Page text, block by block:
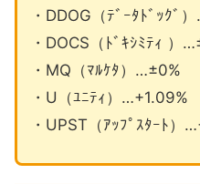
・DDOG（ﾃﾞｰﾀﾄﾞｯｸﾞ
・DOCS（ﾄﾞｷｼﾐﾃｨ ）
・MQ（ﾏﾙｹﾀ）…±0%
・U（ﾕﾆﾃｨ）…+1.09%
・UPST（ｱｯﾌﾟｽﾀｰﾄ）